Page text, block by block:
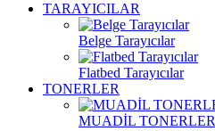
TARAYICILAR
Belge Tarayıcılar
Flatbed Tarayıcılar
TONERLER
MUADİL